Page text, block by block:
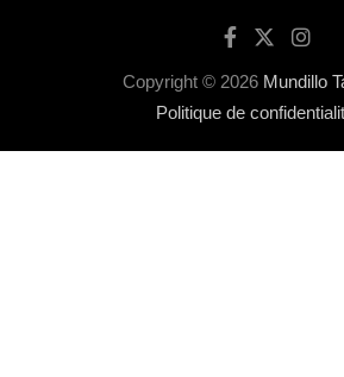
Copyright © 2026 Mundillo
Politique de